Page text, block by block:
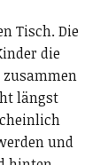
Tisch. Die
die
zusammen
längst
und